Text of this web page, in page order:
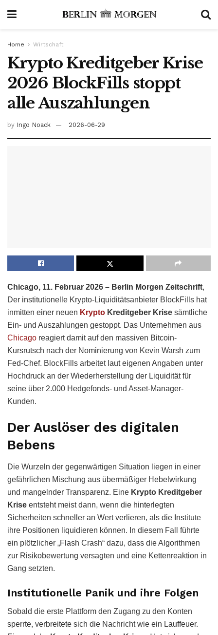
Home Wirtschaft
Krypto Kreditgeber Krise
2026 BlockFills stoppt
alle Auszahlungen
by Ingo Noack 2026-06-29
Chicago, 11. Februar 2026 – Berlin Morgen Zeitschrift,
Der institutionelle Krypto-Liquiditätsanbieter BlockFills hat
inmitten einer neuen Krypto Kreditgeber Krise sämtliche
Ein- und Auszahlungen gestoppt. Das Unternehmen aus
Chicago reagiert damit auf den massiven Bitcoin-
Kursrutsch nach der Nominierung von Kevin Warsh zum
Fed-Chef. BlockFills arbeitet laut eigenen Angaben unter
Hochdruck an der Wiederherstellung der Liquidität für
seine über 2.000 Hedgefonds- und Asset-Manager-
Kunden.
Der Auslöser des digitalen
Bebens
Die Wurzeln der gegenwärtigen Situation liegen in einer
gefährlichen Mischung aus übermäßiger Hebelwirkung
und mangelnder Transparenz. Eine Krypto Kreditgeber
Krise entsteht meist dann, wenn die hinterlegten
Sicherheiten schneller an Wert verlieren, als die Institute
ihre Positionen liquidieren können. In diesem Fall führte
ein plötzlicher „Flash Crash“ dazu, dass die Algorithmen
zur Risikobewertung versagten und eine Kettenreaktion in
Gang setzten.
Institutionelle Panik und ihre Folgen
Sobald die erste Plattform den Zugang zu den Konten
sperrte, verbreitete sich die Nachricht wie ein Lauffeuer.